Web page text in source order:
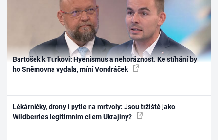
Bartošek k Turkovi: Hyenismus a nehoráznost. Ke stíhání by
ho Sněmovna vydala, míní Vondráček
Lékárničky, drony i pytle na mrtvoly: Jsou tržiště jako
Wildberries legitimním cílem Ukrajiny?